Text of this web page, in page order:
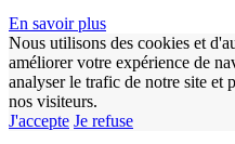
En savoir plus
Nous utilisons des cookies et
améliorer votre expérience de
analyser le trafic de notre site et
nos visiteurs.
J'accepte Je refuse